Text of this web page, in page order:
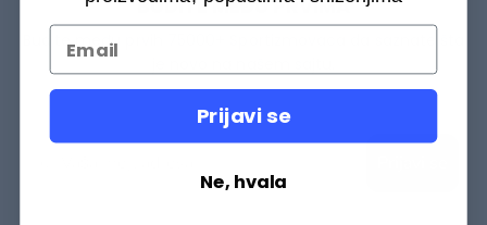
BUDITE MEĐU PRVIMA
Budite među prvih 75000+ Sportizmovaca da saznate šta
Prijavi se
Ne, hvala